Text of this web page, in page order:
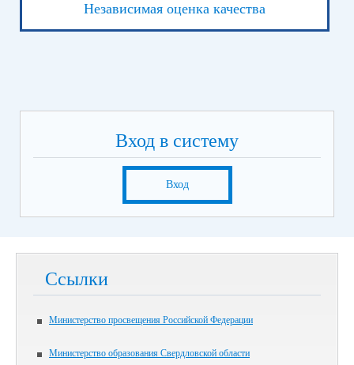
Независимая оценка качества
Вход в систему
Вход
Ссылки
Министерство просвещения Российской Федерации
Министерство образования Свердловской области